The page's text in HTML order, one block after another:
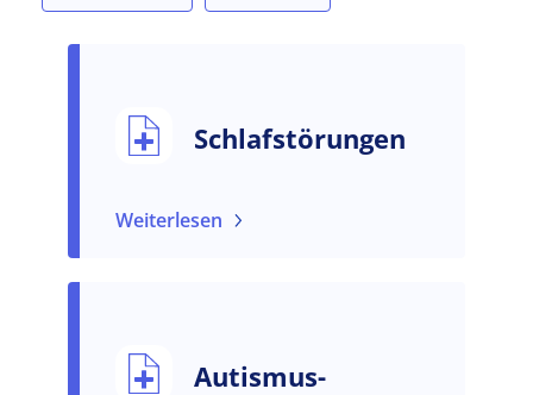
Schlafstörungen
Weiterlesen
Autismus-